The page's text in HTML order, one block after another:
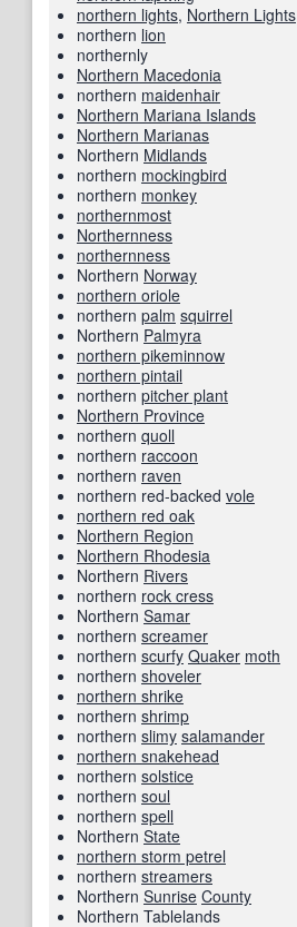
northern lights, Northern Lights
northern lion
northernly
Northern Macedonia
northern maidenhair
Northern Mariana Islands
Northern Marianas
Northern Midlands
northern mockingbird
northern monkey
northernmost
Northernness
northernness
Northern Norway
northern oriole
northern palm squirrel
Northern Palmyra
northern pikeminnow
northern pintail
northern pitcher plant
Northern Province
northern quoll
northern raccoon
northern raven
northern red-backed vole
northern red oak
Northern Region
Northern Rhodesia
Northern Rivers
northern rock cress
Northern Samar
northern screamer
northern scurfy Quaker moth
northern shoveler
northern shrike
northern shrimp
northern slimy salamander
northern snakehead
northern solstice
northern soul
northern spell
Northern State
northern storm petrel
northern streamers
Northern Sunrise County
Northern Tablelands